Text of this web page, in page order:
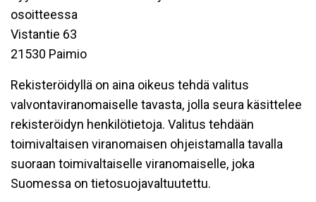
osoitteessa
Vistantie 63
21530 Paimio
Rekisteröidyllä on aina oikeus tehdä valitus
valvontaviranomaiselle tavasta, jolla seura käsittelee
rekisteröidyn henkilötietoja. Valitus tehdään
toimivaltaisen viranomaisen ohjeistamalla tavalla
suoraan toimivaltaiselle viranomaiselle, joka
Suomessa on tietosuojavaltuutettu.